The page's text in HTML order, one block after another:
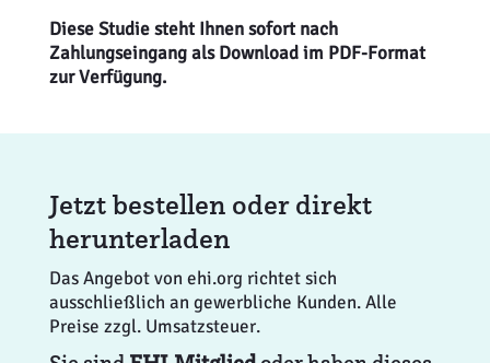
Diese Studie steht Ihnen sofort nach
Zahlungseingang als Download im PDF-Format
zur Verfügung.
Jetzt bestellen oder direkt
herunterladen
Das Angebot von ehi.org richtet sich
ausschließlich an gewerbliche Kunden. Alle
Preise zzgl. Umsatzsteuer.